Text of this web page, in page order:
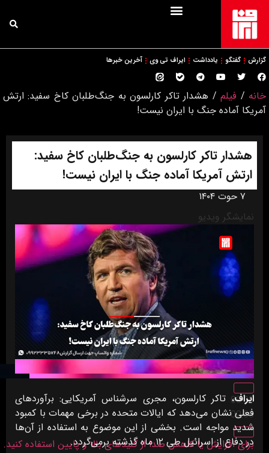
گزارش گفتگو یادداشت ایراف تی وی آخرین خبرها
خانه / فیلم/ هشدار تاکر کارلسون به جنگ‌طلبان کاخ سفید: ارتش
آمریکا آماده جنگ با ایران نیست!
هشدار تاکر کارلسون به جنگ‌طلبان کاخ سفید:
ارتش آمریکا آماده جنگ با ایران نیست!
۷ حوت ۱۴۰۴
نمایشگر ویدیو
00:00
00:00
برای افزایش یا کاهش صدا از کلیدهای بالا و پایین استفاده کنید.
ایراف، تاکر کارلسون، مجری سرشناس آمریکایی: برآوردهای
فعلی نشان می‌دهد که ایالات متحده در برخی مهمات با کمبود
شدید مواجه است. بخشی از این موضوع به استفاده از آن‌ها
در دفاع از اسرائیل طی ۱۲ ماه گذشته برمی‌گردد.